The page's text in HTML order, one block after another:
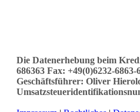
Die Datenerhebung beim
686363 Fax: +49(0)6232-
Geschäftsführer: Oliver